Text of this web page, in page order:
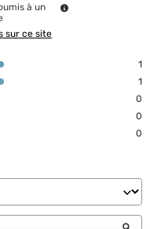
à un
sur ce site
1
1
0
0
0